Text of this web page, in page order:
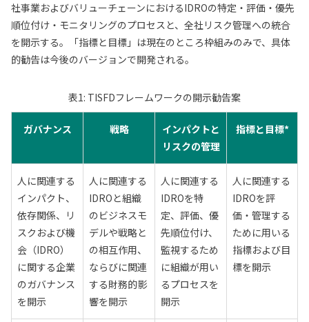
社事業およびバリューチェーンにおけるIDROの特定・評価・優先
順位付け・モニタリングのプロセスと、全社リスク管理への統合
を開示する。「指標と目標」は現在のところ枠組みのみで、具体
的勧告は今後のバージョンで開発される。
表1: TISFDフレームワークの開示勧告案
ガバナンス 戦略
インパクトと
リスクの管理
指標と目標*
人に関連する
インパクト、
依存関係、リ
スクおよび機
会（IDRO）
に関する企業
のガバナンス
を開示
人に関連する
IDROと組織
のビジネスモ
デルや戦略と
の相互作用、
ならびに関連
する財務的影
響を開示
人に関連する
IDROを特
定、評価、優
先順位付け、
監視するため
に組織が用い
るプロセスを
開示
人に関連する
IDROを評
価・管理する
ために用いる
指標および目
標を開示